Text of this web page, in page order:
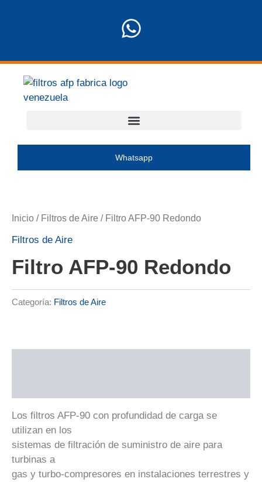
W
a
s
p
Whatsapp
Inicio / Filtros de Aire / Filtro AFP-90 Redondo
Filtros de Aire
Filtro AFP-90 Redondo
Categoría: Filtros de Aire
Los filtros AFP-90 con profundidad de carga se
utilizan en los
sistemas de filtración de suministro de aire para
turbinas a
gas y turbo-compresores en instalaciones terrestres y